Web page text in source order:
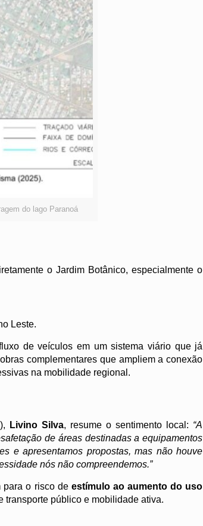
do lago Paranoá
o Jardim Botânico, especialmente o
Leste.
de veículos em um sistema viário que já
complementares que ampliem a conexão
na mobilidade regional.
Livino Silva, resume o sentimento local: “A
de áreas destinadas a equipamentos
e apresentamos propostas, mas não houve
nós não compreendemos.”
para o risco de estímulo ao aumento do uso
transporte público e mobilidade ativa.